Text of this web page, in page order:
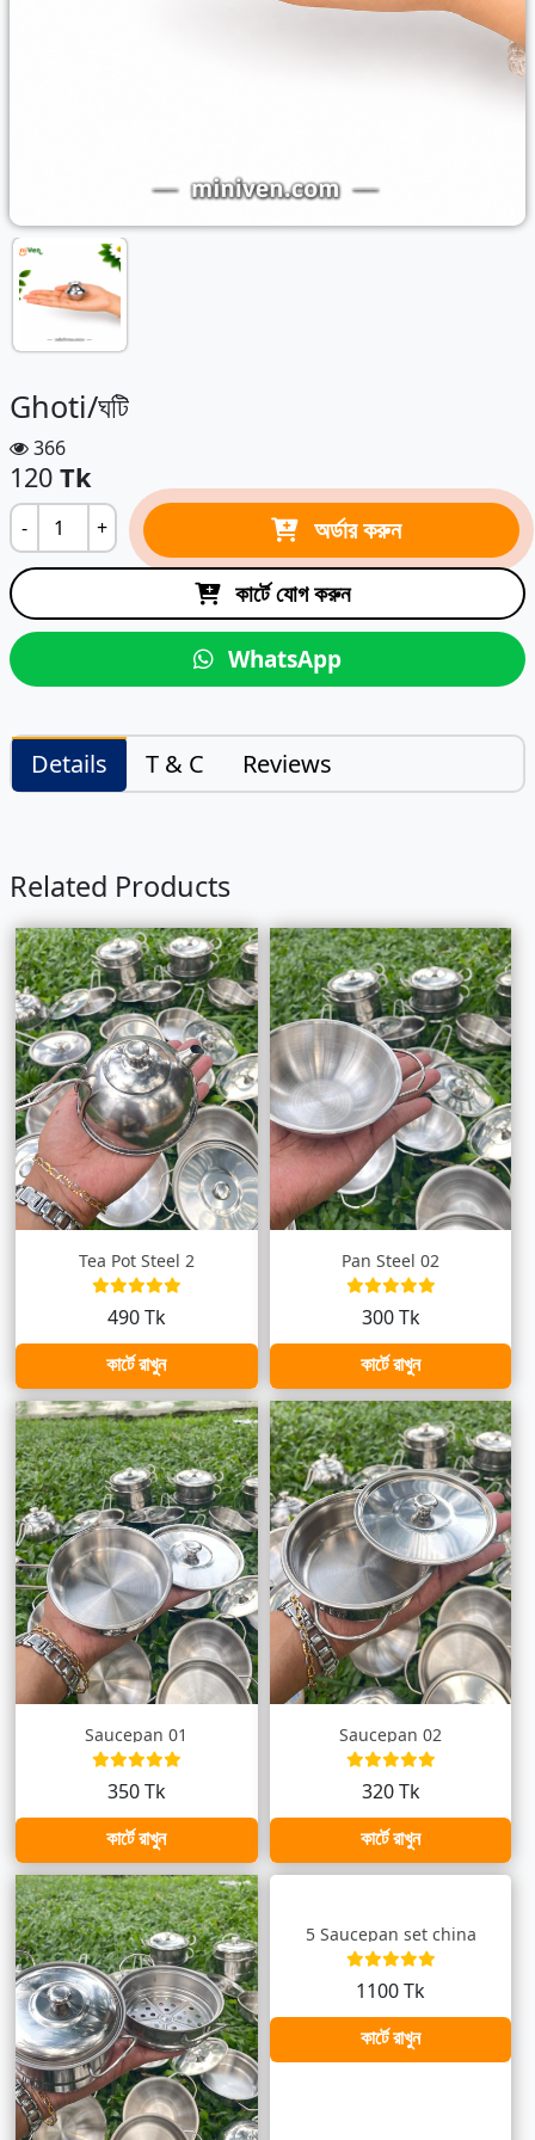
Ghoti/ঘটি
366
120 Tk
- + অর্ডার করুন
কার্টে যোগ করুন
WhatsApp
Details T & C Reviews
Related Products
Tea Pot Steel 2
490 Tk
কার্টে রাখুন
Pan Steel 02
300 Tk
কার্টে রাখুন
Saucepan 01
350 Tk
কার্টে রাখুন
Saucepan 02
320 Tk
কার্টে রাখুন
5 Saucepan set china
1100 Tk
কার্টে রাখুন